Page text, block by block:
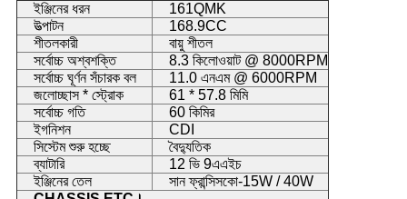
ইঞ্জিনের ধরন
161QMK
উত্পাটন
168.9CC
শীতলকারী
বায়ু শীতল
সর্বোচ্চ অশ্বশক্তি
8.3 কিলোওয়াট @ 8000RPM
সর্বোচ্চ ঘূর্ণন সঁচারক বল
11.0 এনএম @ 6000RPM
জলোচ্ছাস * স্ট্রোক
61 * 57.8 মিমি
সর্বোচ্চ গতি
60 কিমির
ইগনিশন
CDI
সিস্টেম শুরু হচ্ছে
বৈদ্যুতিক
ব্যাটারি
12 ভি 9এএইচ
ইঞ্জিনের তেল
সান ফ্রান্সিসকো-15W / 40W